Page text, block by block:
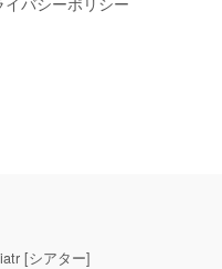
[シアター]